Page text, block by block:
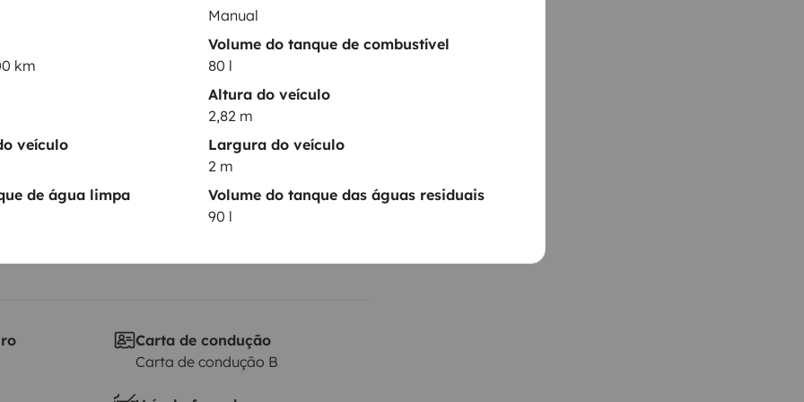
Manual
km
Volume do tanque de combustível
80 l
Altura do veículo
2,82 m
veículo
Largura do veículo
2 m
de água limpa
Volume do tanque das águas residuais
90 l
Data de circulação
Carta de condução
Carta de condução B